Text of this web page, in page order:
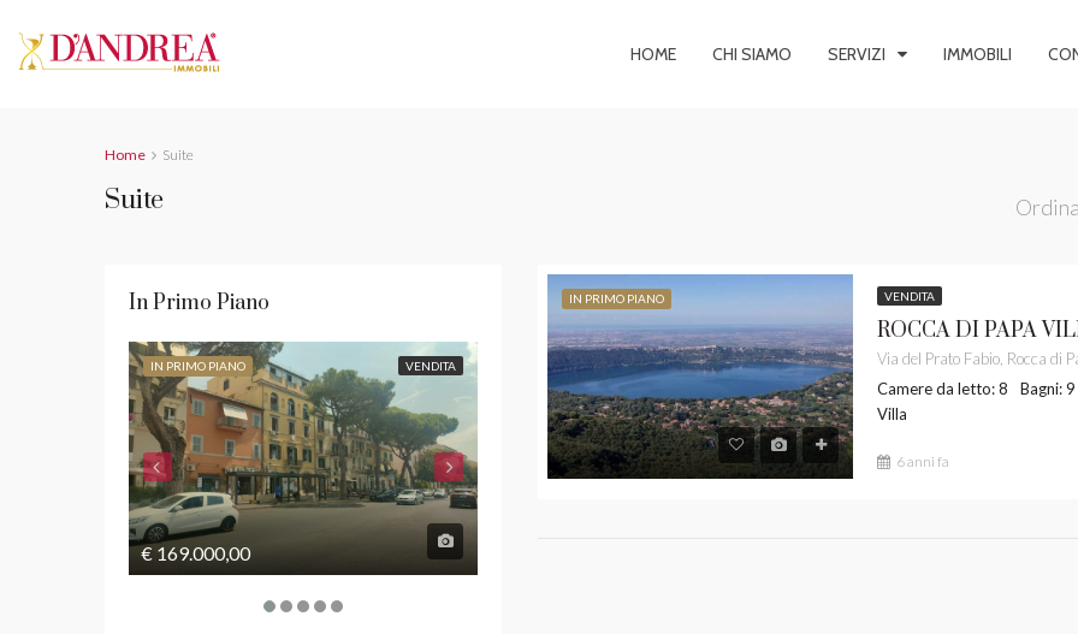
HOME CHI SIAMO SERVIZI IMMOBILI
Home Suite
Suite
IN PRIMO PIANO VENDITA
Camere da letto: 8
Bagni: 9
Villa
6 anni fa
In Primo Piano
IN PRIMO PIANO VENDITA
€ 169.000,00
IN PRIMO PIANO VENDITA IN PRIMO PIANO